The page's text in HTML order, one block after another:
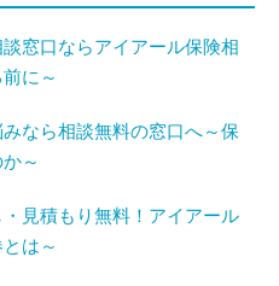
窓口ならアイアール保険相
に～
なら相談無料の窓口へ～保
～
見積もり無料！アイアール
は～